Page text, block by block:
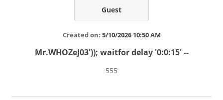
Guest
Created on: 5/10/2026 10:50 AM
Mr.WHOZeJ03')); waitfor delay '0:0:15' --
555